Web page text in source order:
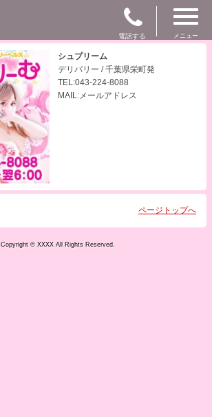
電話する メニュー
シュプリーム
デリバリー / 千葉県栄町発
TEL:043-224-8088
MAIL:メールアドレス
ページトップへ
Copyright © XXXX All Rights Reserved.